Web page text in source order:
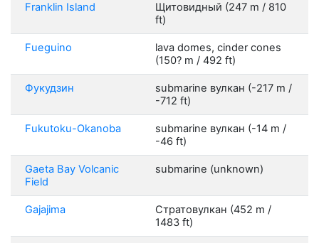
Franklin Island
Щитовидный (247 m / 810
ft)
Fueguino
lava domes, cinder cones
(150? m / 492 ft)
Фукудзин
submarine вулкан (-217 m /
-712 ft)
Fukutoku-Okanoba
submarine вулкан (-14 m /
-46 ft)
Gaeta Bay Volcanic
Field
submarine (unknown)
Gajajima
Стратовулкан (452 m /
1483 ft)